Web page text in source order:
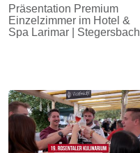
Präsentation Premium
Einzelzimmer im Hotel &
Spa Larimar | Stegersbach